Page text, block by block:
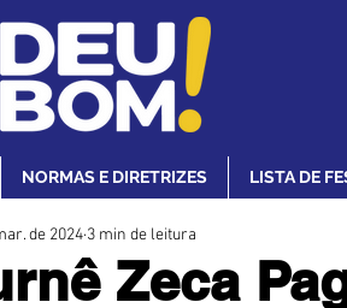
NORMAS E DIRETRIZES LISTA DE
Zeca
de 2024 3 min de leitura